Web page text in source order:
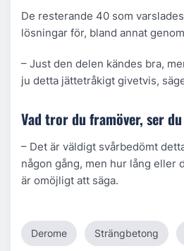
De resterande 40 som
lösningar för, bland annat
– Just den delen kändes bra,
ju detta jättetråkigt givetvis,
Vad tror du framöver, ser
– Det är väldigt svårbedömt
någon gång, men hur lång eller
är omöjligt att säga.
Derome Strängbetong